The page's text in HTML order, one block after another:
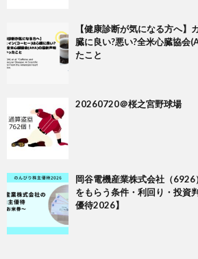
【健康診断が気になる方へ】
臓に良い?悪い?全米心臓協会
たこと
20260720＠桜之宮野球場
岡谷電機産業株式会社（
をもらう条件・利回り・投資
優待2026】